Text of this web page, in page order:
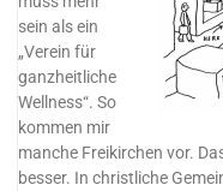
sein als ein
„Verein für
ganzheitliche
Wellness“. So
kommen mir
manche Freikirchen vor.
besser. In christliche